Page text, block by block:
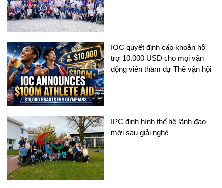
IOC quyết định cấp khoản hỗ
trợ 10.000 USD cho mọi vận
động viên tham dự Thế vận hội
IPC định hình thế hệ lãnh đạo
mới sau giải nghệ